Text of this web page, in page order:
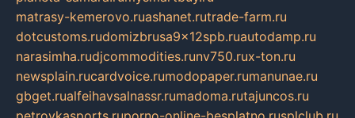
matrasy-kemerovo.ruashanet.rutrade-farm.ru
dotcustoms.rudomizbrusa9x12spb.ruautodamp.ru
narasimha.rudjcommodities.runv750.rux-ton.ru
newsplain.rucardvoice.rumodopaper.rumanunae.ru
gbget.rualfeihavsalnassr.rumadoma.rutajuncos.ru